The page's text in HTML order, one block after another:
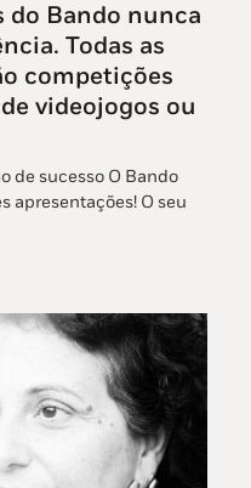
Bando nunca
Todas as
competições
videojogos ou
de sucesso O Bando
apresentações! O seu